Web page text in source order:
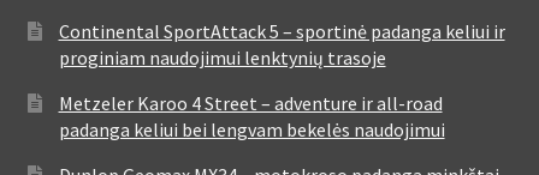
Continental SportAttack 5 – sportinė padanga keliui ir
proginiam naudojimui lenktynių trasoje
Metzeler Karoo 4 Street – adventure ir all-road
padanga keliui bei lengvam bekelės naudojimui